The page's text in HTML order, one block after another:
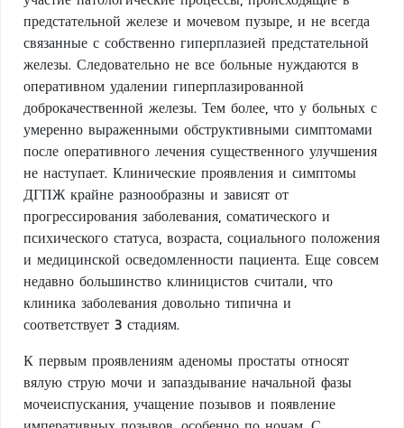
предстательной железе и мочевом пузыре, и не всегда
связанные с собственно гиперплазией предстательной
железы. Следовательно не все больные нуждаются в
оперативном удалении гиперплазированной
доброкачественной железы. Тем более, что у больных с
умеренно выраженными обструктивными симптомами
после оперативного лечения существенного улучшения
не наступает. Клинические проявления и симптомы
ДГПЖ крайне разнообразны и зависят от
прогрессирования заболевания, соматического и
психического статуса, возраста, социального положения
и медицинской осведомленности пациента. Еще совсем
недавно большинство клиницистов считали, что
клиника заболевания довольно типична и
соответствует 3 стадиям.
К первым проявлениям аденомы простаты относят
вялую струю мочи и запаздывание начальной фазы
мочеиспускания, учащение позывов и появление